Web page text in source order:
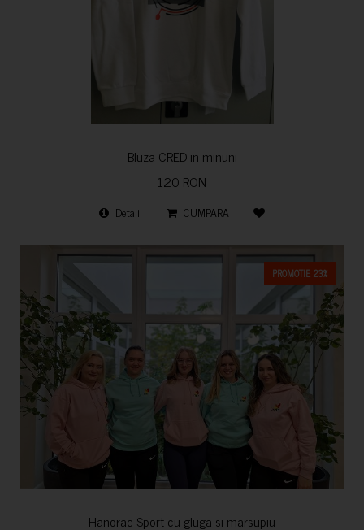
Bluza CRED in minuni
120 RON
Detalii CUMPARA
PROMOTIE 23%
Hanorac Sport cu gluga si marsupiu